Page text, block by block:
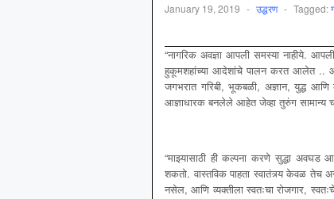
January 19, 2019 - उद्धरण - Tagged:
“नागरिक अवज्ञा आपली समस्या नाहीये.
हुकूमशहांच्या आदेशांचे पालन करत आलेत ..
जगभरात गरिबी, भूकबळी, अज्ञान, युद्ध
आज्ञाधारक बनलेले आहेत जेव्हा तुरुंग
“माझ्यासाठी ही कल्पना करणे सुद्धा अवघड
शकतो. वास्तविक पाहता स्वातंत्र्य केवळ
नसेल, आणि व्यक्तीला स्वतःचा रोजगार,